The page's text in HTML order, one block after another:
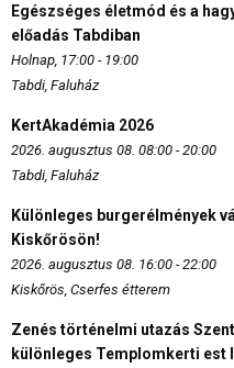
Egészséges életmód és a
előadás Tabdiban
Holnap, 17:00 - 19:00
Tabdi, Faluház
KertAkadémia 2026
2026. augusztus 08. 08:00 - 20:00
Tabdi, Faluház
Különleges burgerélmények
Kiskőrösön!
2026. augusztus 08. 16:00 - 22:00
Kiskőrös, Cserfes étterem
Zenés történelmi utazás
különleges Templomkerti est